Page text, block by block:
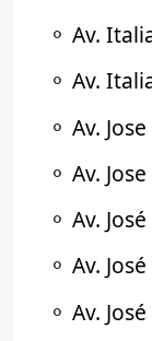
⚬ Av.
⚬ Av.
⚬ Av.
⚬ Av.
⚬ Av.
⚬ Av.
⚬ Av.